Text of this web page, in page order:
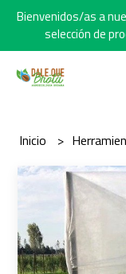
Bienvenidos/as a
selección de
Inicio